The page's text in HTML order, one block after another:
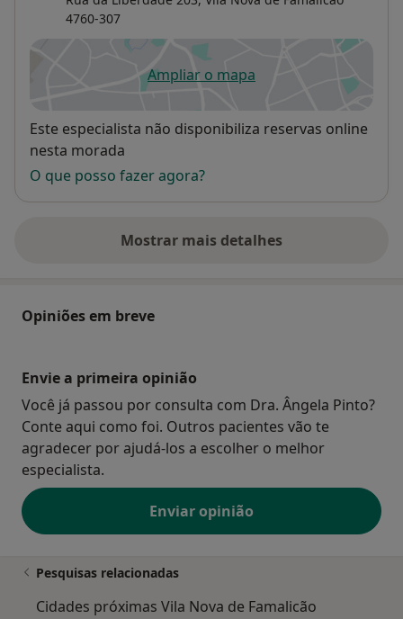
4760-307
Ampliar o mapaabre num novo separador
Disponibilidade
Este especialista não disponibiliza reservas online
nesta morada
O que posso fazer agora?
Mostrar mais detalhes
sobre o endereço
Opiniões em breve
Envie a primeira opinião
Você já passou por consulta com Dra. Ângela Pinto?
Conte aqui como foi. Outros pacientes vão te
agradecer por ajudá-los a escolher o melhor
especialista.
Enviar opinião
Pesquisas relacionadas
Cidades próximas Vila Nova de Famalicão